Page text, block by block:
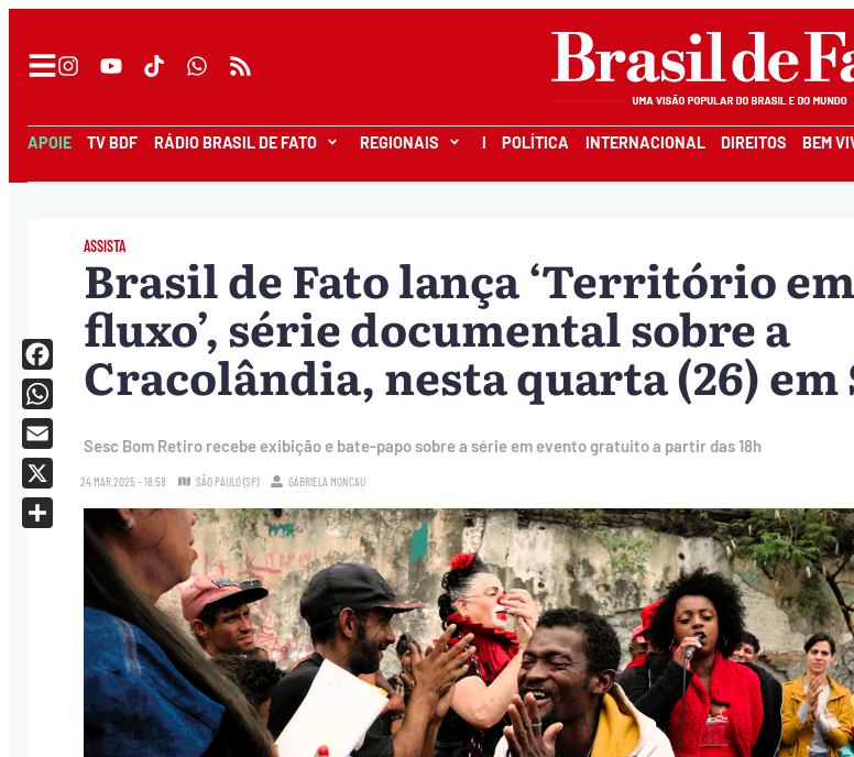
APOIE TV BDF RÁDIO BRASIL DE FATO REGIONAIS I POLÍTICA INTERNACIONAL DIREITOS BEM
ASSISTA
Brasil de Fato lança ‘Território em
fluxo’, série documental sobre a
Cracolândia, nesta quarta (26) em
Sesc Bom Retiro recebe exibição e bate-papo sobre a série em evento gratuito a partir das 18h
24.MAR.2025 - 18:58 SÃO PAULO (SP) GABRIELA MONCAU
Facebook
WhatsApp
Email
X